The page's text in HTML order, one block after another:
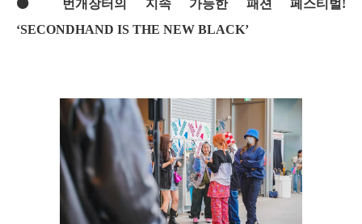
⚫ 번개장터의 지속 가능한 패션 페스티벌!
‘SECONDHAND IS THE NEW BLACK’